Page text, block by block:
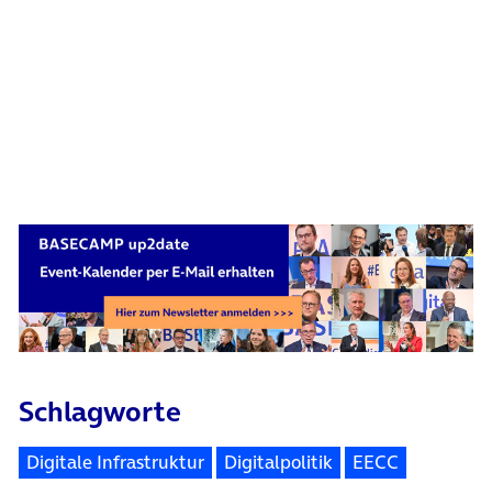
Schlagworte
Digitale Infrastruktur Digitalpolitik
EECC